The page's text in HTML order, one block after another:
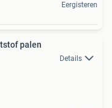
Eergisteren
palen
Details